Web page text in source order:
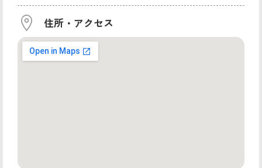
住所・アクセス